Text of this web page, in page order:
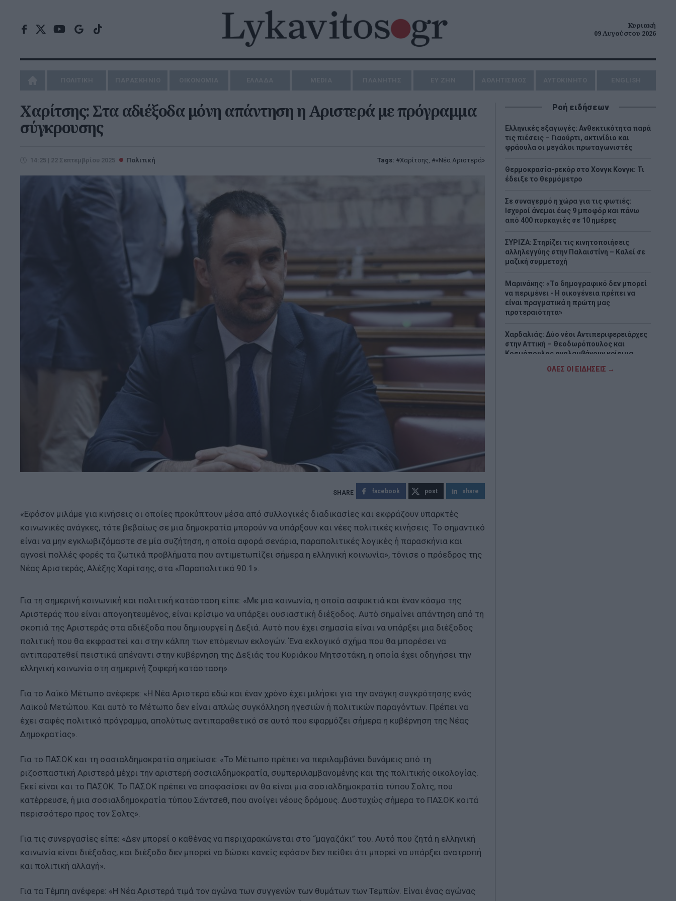
Κυριακή
09 Αυγούστου 2026
Χαρίτσης: Στα αδιέξοδα μόνη απάντηση η Αριστερά με πρόγραμμα
σύγκρουσης
14:25 | 22 Σεπτεμβρίου 2025 Πολιτική Tags: Χαρίτσης, «Νέα Αριστερά»
facebook post share
«Εφόσον μιλάμε για κινήσεις οι οποίες προκύπτουν μέσα από συλλογικές διαδικασίες και εκφράζουν υπαρκτές
κοινωνικές ανάγκες, τότε βεβαίως σε μια δημοκρατία μπορούν να υπάρξουν και νέες πολιτικές κινήσεις. Το σημαντικό
είναι να μην εγκλωβιζόμαστε σε μία συζήτηση, η οποία αφορά σενάρια, παραπολιτικές λογικές ή παρασκήνια και
αγνοεί πολλές φορές τα ζωτικά προβλήματα που αντιμετωπίζει σήμερα η ελληνική κοινωνία», τόνισε ο πρόεδρος της
Νέας Αριστεράς, Αλέξης Χαρίτσης, στα «Παραπολιτικά 90.1».
Για τη σημερινή κοινωνική και πολιτική κατάσταση είπε: «Με μια κοινωνία, η οποία ασφυκτιά και έναν κόσμο της
Αριστεράς που είναι απογοητευμένος, είναι κρίσιμο να υπάρξει ουσιαστική διέξοδος. Αυτό σημαίνει απάντηση από τη
σκοπιά της Αριστεράς στα αδιέξοδα που δημιουργεί η Δεξιά. Αυτό που έχει σημασία είναι να υπάρξει μια διέξοδος
πολιτική που θα εκφραστεί και στην κάλπη των επόμενων εκλογών. Ένα εκλογικό σχήμα που θα μπορέσει να
αντιπαρατεθεί πειστικά απέναντι στην κυβέρνηση της Δεξιάς του Κυριάκου Μητσοτάκη, η οποία έχει οδηγήσει την
ελληνική κοινωνία στη σημερινή ζοφερή κατάσταση».
Για το Λαϊκό Μέτωπο ανέφερε: «Η Νέα Αριστερά εδώ και έναν χρόνο έχει μιλήσει για την ανάγκη συγκρότησης ενός
Λαϊκού Μετώπου. Και αυτό το Μέτωπο δεν είναι απλώς συγκόλληση ηγεσιών ή πολιτικών παραγόντων. Πρέπει να
έχει σαφές πολιτικό πρόγραμμα, απολύτως αντιπαραθετικό σε αυτό που εφαρμόζει σήμερα η κυβέρνηση της Νέας
Δημοκρατίας».
Για το ΠΑΣΟΚ και τη σοσιαλδημοκρατία σημείωσε: «Το Μέτωπο πρέπει να περιλαμβάνει δυνάμεις από τη
ριζοσπαστική Αριστερά μέχρι την αριστερή σοσιαλδημοκρατία, συμπεριλαμβανομένης και της πολιτικής οικολογίας.
Εκεί είναι και το ΠΑΣΟΚ. Το ΠΑΣΟΚ πρέπει να αποφασίσει αν θα είναι μια σοσιαλδημοκρατία τύπου Σολτς, που
κατέρρευσε, ή μια σοσιαλδημοκρατία τύπου Σάντσεθ, που ανοίγει νέους δρόμους. Δυστυχώς σήμερα το ΠΑΣΟΚ κοιτά
περισσότερο προς τον Σολτς».
Για τις συνεργασίες είπε: «Δεν μπορεί ο καθένας να περιχαρακώνεται στο “μαγαζάκι” του. Αυτό που ζητά η ελληνική
κοινωνία είναι διέξοδος, και διέξοδο δεν μπορεί να δώσει κανείς εφόσον δεν πείθει ότι μπορεί να υπάρξει ανατροπή
και πολιτική αλλαγή».
Για τα Τέμπη ανέφερε: «Η Νέα Αριστερά τιμά τον αγώνα των συγγενών των θυμάτων των Τεμπών. Είναι ένας αγώνας
Ροή ειδήσεων
Ελληνικές εξαγωγές: Ανθεκτικότητα παρά
τις πιέσεις – Γιαούρτι, ακτινίδιο και
φράουλα οι μεγάλοι πρωταγωνιστές
Θερμοκρασία-ρεκόρ στο Χονγκ Κονγκ: Τι
έδειξε το θερμόμετρο
Σε συναγερμό η χώρα για τις φωτιές:
Ισχυροί άνεμοι έως 9 μποφόρ και πάνω
από 400 πυρκαγιές σε 10 ημέρες
ΣΥΡΙΖΑ: Στηρίζει τις κινητοποιήσεις
αλληλεγγύης στην Παλαιστίνη – Καλεί σε
μαζική συμμετοχή
Μαρινάκης: «Το δημογραφικό δεν μπορεί
να περιμένει - Η οικογένεια πρέπει να
είναι πραγματικά η πρώτη μας
προτεραιότητα»
Χαρδαλιάς: Δύο νέοι Αντιπεριφερειάρχες
στην Αττική – Θεοδωρόπουλος και
Κοσμόπουλος αναλαμβάνουν κρίσιμα
ΟΛΕΣ ΟΙ ΕΙΔΗΣΕΙΣ →